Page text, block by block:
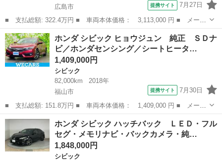
広島市
提携サイト 7月27日
■ 支払総額: 322.4万円 ■ 車両本体価格： 3,113,000 円 ■ メーカ
ー名： ホンダ ■ 車種名： シビック ■ グレード名： ＥＸ Ｌ
ＥＤ・ホンダＣＯＮＮＥＣＴ・Ｇｏｏｇｌｅ搭載・純正ＡＷ・シート
ヒーター...
広島 広島市 シビック
ホンダ シビック ヒョウジュン 純正 ＳＤナ
ビ／ホンダセンシング／シートヒータ…
1,409,000円
シビック
82,000km
2018年
福山市
提携サイト 7月30日
■ 支払総額: 151.8万円 ■ 車両本体価格： 1,409,000 円 ■ メーカ
ー名： ホンダ ■ 車種名： シビック ■ グレード名： ヒョウジ
ュン 純正 ＳＤナビ／ホンダセンシング／シートヒーター／車線逸
脱防止支...
広島 福山市 シビック
ホンダ シビック ハッチバック ＬＥＤ・フル
セグ・メモリナビ・バックカメラ・純…
1,848,000円
シビック